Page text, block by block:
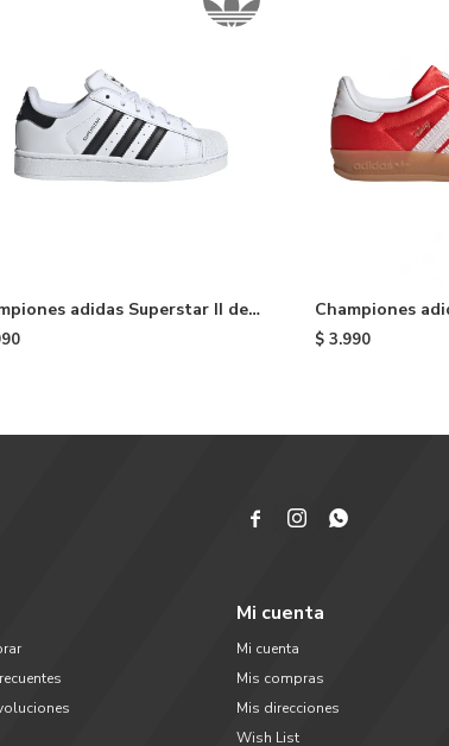
adidas Superstar II de
White
Championes
Alice In
$ 3.990
Mi cuenta
Mi cuenta
Mis compras
Mis direcciones
Wish List
  